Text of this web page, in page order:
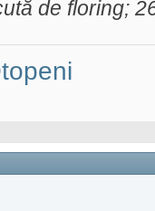
de floring;